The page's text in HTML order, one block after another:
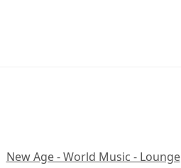
New Age - World Music - Lounge